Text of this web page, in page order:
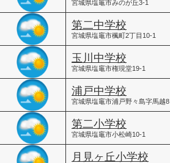
宮城県塩竈市みのが丘3-1
第二中学校
宮城県塩竈市楓町2丁目10-1
玉川中学校
宮城県塩竈市権現堂19-1
浦戸中学校
宮城県塩竈市浦戸野々島字馬越8
第二小学校
宮城県塩竈市小松崎10-1
月見ヶ丘小学校